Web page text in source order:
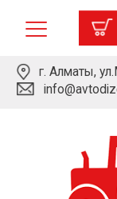
г. Алматы,